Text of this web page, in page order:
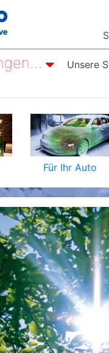
Standheizungen nachrüsten Unsere
Für Ihr Auto